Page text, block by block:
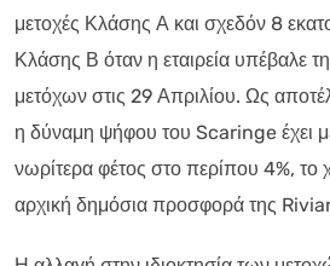
μετοχές Κλάσης Α και σχεδόν 8
Κλάσης Β όταν η εταιρεία υπέβαλε
μετόχων στις 29 Απριλίου. Ως
η δύναμη ψήφου του Scaringe έχει
νωρίτερα φέτος στο περίπου 4%, το
αρχική δημόσια προσφορά της